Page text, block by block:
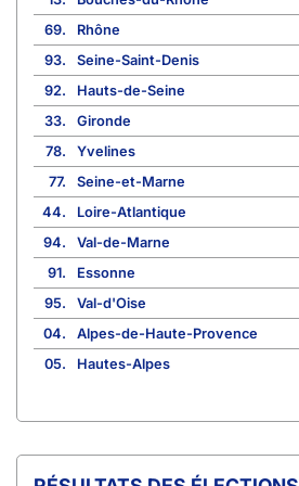
69.
Rhône
93.
Seine-Saint-Denis
92.
Hauts-de-Seine
33.
Gironde
78.
Yvelines
77.
Seine-et-Marne
44.
Loire-Atlantique
94.
Val-de-Marne
91.
Essonne
95.
Val-d'Oise
04.
Alpes-de-Haute-Provence
05.
Hautes-Alpes